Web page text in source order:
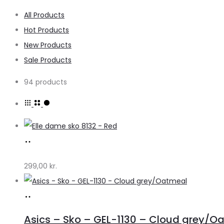
All Products
Hot Products
New Products
Sale Products
94 products
Klædeskabet.dk
299,00 kr.
Asics – Sko – GEL-1130 – Cloud grey/